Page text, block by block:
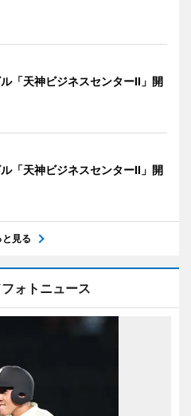
「天神ビジネスセンターII」開
「天神ビジネスセンターII」開
と見る
ォトニュース